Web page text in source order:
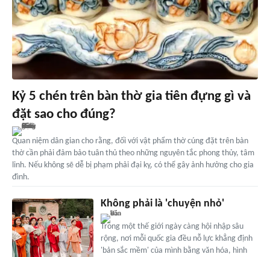
Kỷ 5 chén trên bàn thờ gia tiên đựng gì và
đặt sao cho đúng?
Quan niệm dân gian cho rằng, đối với vật phẩm thờ cúng đặt trên bàn
thờ cần phải đảm bảo tuân thủ theo những nguyên tắc phong thủy, tâm
linh. Nếu không sẽ dễ bị phạm phải đại kỵ, có thể gây ảnh hưởng cho gia
đình.
Không phải là 'chuyện nhỏ'
Trong một thế giới ngày càng hội nhập sâu
rộng, nơi mỗi quốc gia đều nỗ lực khẳng định
'bản sắc mềm' của mình bằng văn hóa, hình